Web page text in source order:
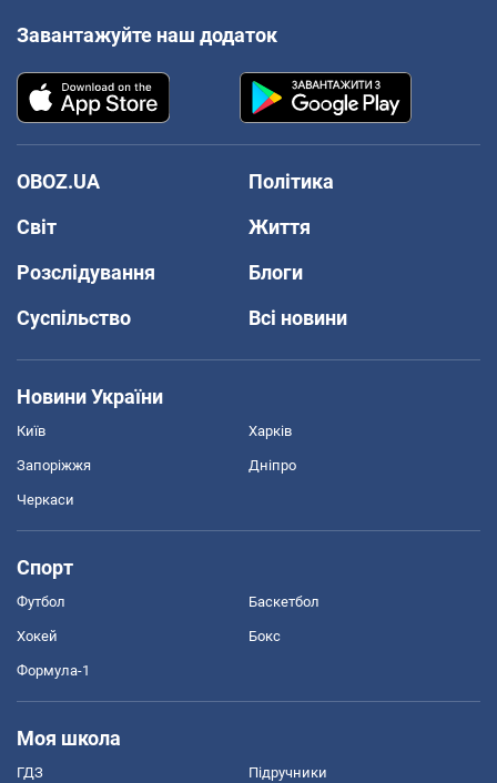
Завантажуйте наш додаток
OBOZ.UA
Політика
Світ
Життя
Розслідування
Блоги
Суспільство
Всі новини
Новини України
Київ Харків
Запоріжжя Дніпро
Черкаси
Спорт
Футбол Баскетбол
Хокей Бокс
Формула-1
Моя школа
ГДЗ Підручники